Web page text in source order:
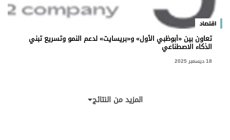
اقتصاد
تعاون بين «أبوظبي الأول» و«بريسايت» لدعم النمو وتسريع تبني
الذكاء الاصطناعي
18 ديسمبر 2025
المزيد من النتائج